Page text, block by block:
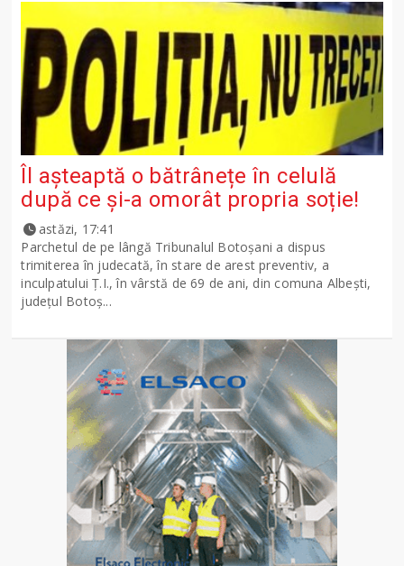
Îl așteaptă o bătrânețe în celulă
după ce și-a omorât propria soție!
astăzi, 17:41
Parchetul de pe lângă Tribunalul Botoşani a dispus
trimiterea în judecată, în stare de arest preventiv, a
inculpatului Ț.I., în vârstă de 69 de ani, din comuna Albești,
județul Botoș...